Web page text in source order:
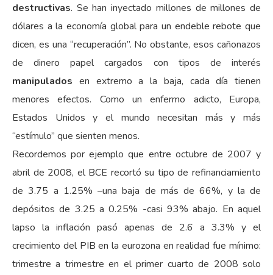
destructivas. Se han inyectado millones de millones de
dólares a la economía global para un endeble rebote que
dicen, es una “recuperación”. No obstante, esos cañonazos
de dinero papel cargados con tipos de interés
manipulados en extremo a la baja, cada día tienen
menores efectos. Como un enfermo adicto, Europa,
Estados Unidos y el mundo necesitan más y más
“estímulo” que sienten menos.
Recordemos por ejemplo que entre octubre de 2007 y
abril de 2008, el BCE recortó su tipo de refinanciamiento
de 3.75 a 1.25% –una baja de más de 66%, y la de
depósitos de 3.25 a 0.25% -casi 93% abajo. En aquel
lapso la inflación pasó apenas de 2.6 a 3.3% y el
crecimiento del PIB en la eurozona en realidad fue mínimo:
trimestre a trimestre en el primer cuarto de 2008 solo